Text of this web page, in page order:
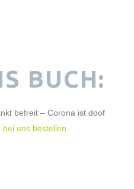
BUCH:
befreit – Corona ist doof
bei uns bestellen